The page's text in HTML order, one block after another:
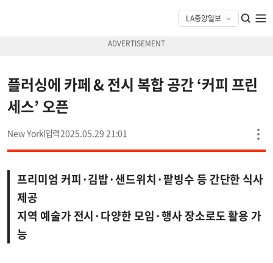
플러싱에 카페 & 전시 복합 공간 ‘커피 프린
세스’ 오픈
New York 2025.05.29 21:01
프리미엄 커피·김밥·샌드위치·팥빙수 등 간단한 식사
제공
지역 예술가 전시·다양한 모임·행사 장소로도 활용 가
능